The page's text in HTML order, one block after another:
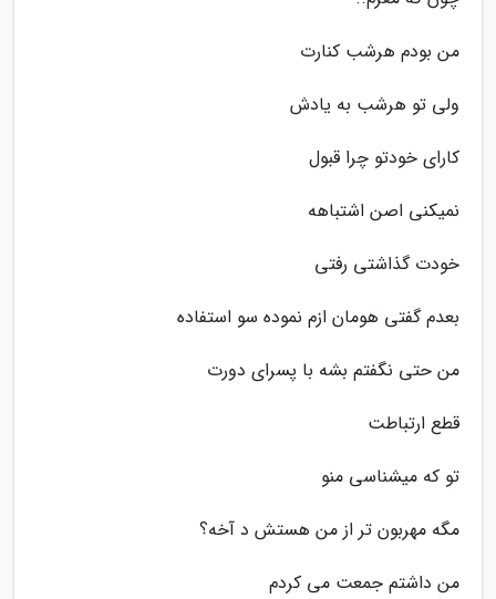
من بودم هرشب کنارت
ولی تو هرشب به یادش
کارای خودتو چرا قبول
نمیکنی اصن اشتباهه
خودت گذاشتی رفتی
بعدم گفتی هومان ازم نموده سو استفاده
من حتی نگفتم بشه با پسرای دورت
قطع ارتباطت
تو که میشناسی منو
مگه مهربون تر از من هستش د آخه؟
من داشتم جمعت می کردم